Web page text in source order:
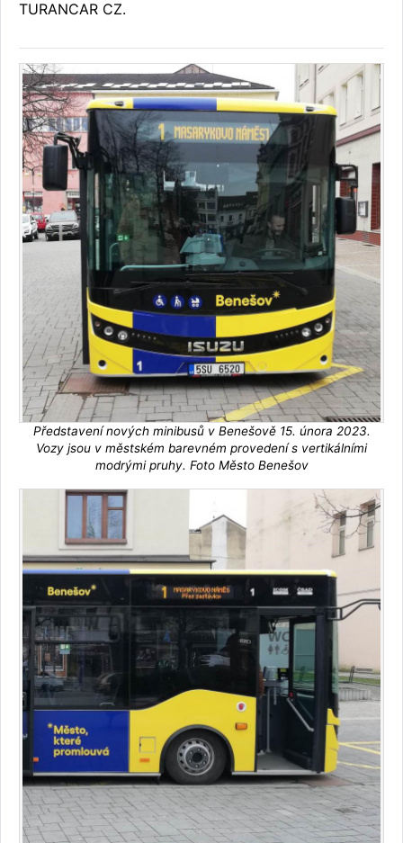
TURANCAR CZ.
Představení nových minibusů v Benešově 15. února 2023.
Vozy jsou v městském barevném provedení s vertikálními
modrými pruhy. Foto Město Benešov